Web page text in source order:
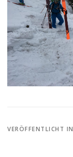
VERÖFFENTLICHT IN